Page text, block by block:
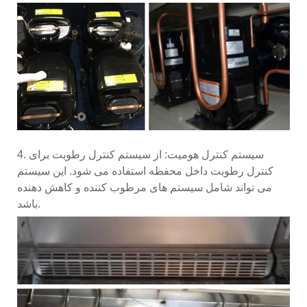
4. سیستم کنترل هومیت: از سیستم کنترل رطوبت برای
کنترل رطوبت داخل محفظه استفاده می شود. این سیستم
می تواند شامل سیستم های مرطوب کننده و کاهش دهنده
باشد.